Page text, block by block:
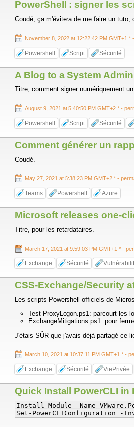
PowerShell : signer les
Coudé, ça m'évitera de me faire un tuto,
November 8, 2022 at 12:22:42 PM GMT+1 *
Powershell Script Sécurité
A Blog to a System
Titre, comment signer numériquement
August 9, 2021 at 5:40:50 PM GMT+2 * -
Powershell Script Sécurité
Comment générer un
Coudé.
May 27, 2021 at 5:38:23 PM GMT+2 * -
Teams Powershell Azure
Microsoft releases one-
Titre, pour les retardataires.
March 17, 2021 at 9:59:03 PM GMT+1 * -
Exchange Sécurité
CSS-Exchange/Security
Les scripts Powershell officiels de
Test-ProxyLogon.ps1: parcourt les
ExchangeMitigations.ps1: pour
J'étais SÛR que j'avais déjà partagé ce
March 10, 2021 at 10:37:11 PM GMT+1 * -
Exchange Sécurité ViePrivée
Quick Install PowerCLI in
Install-Module -Name
Set-PowerCLIConfiguration -